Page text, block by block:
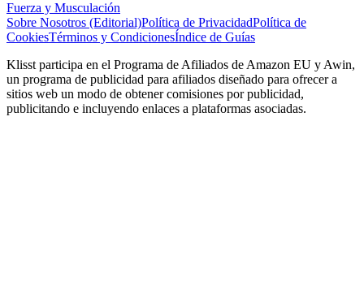
Fuerza y Musculación
Sobre Nosotros (Editorial)Política de PrivacidadPolítica de
CookiesTérminos y CondicionesÍndice de Guías
Klisst participa en el Programa de Afiliados de Amazon EU y Awin,
un programa de publicidad para afiliados diseñado para ofrecer a
sitios web un modo de obtener comisiones por publicidad,
publicitando e incluyendo enlaces a plataformas asociadas.